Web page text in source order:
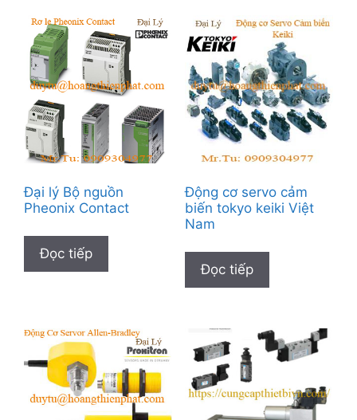
Đại lý Bộ nguồn
Pheonix Contact
Đọc tiếp
Động cơ servo cảm
biến tokyo keiki Việt
Nam
Đọc tiếp